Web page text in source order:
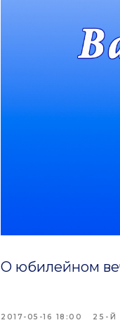
О юбилейном
2017-05-16 18:00 25-Й